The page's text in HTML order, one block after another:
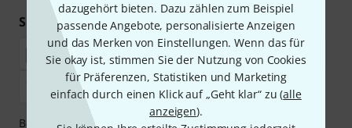
dazugehört bieten. Dazu zählen zum Beispiel
passende Angebote, personalisierte Anzeigen
und das Merken von Einstellungen. Wenn das für
Sie okay ist, stimmen Sie der Nutzung von Cookies
für Präferenzen, Statistiken und Marketing
einfach durch einen Klick auf „Geht klar“ zu (alle
anzeigen).
Sicher einkaufen & bezahlen
Bezahlen Sie vertraulich und sicher per Nachnahme,